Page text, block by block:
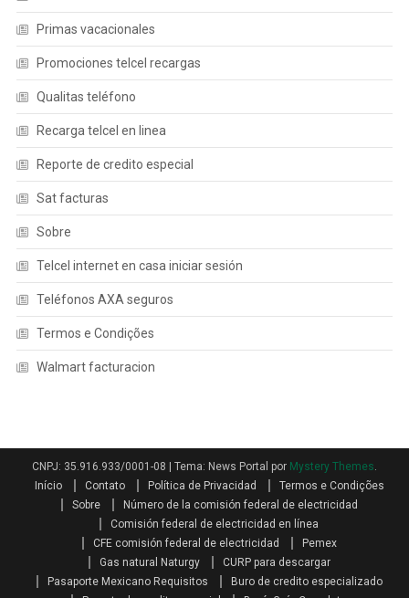
Primas vacacionales
Promociones telcel recargas
Qualitas teléfono
Recarga telcel en linea
Reporte de credito especial
Sat facturas
Sobre
Telcel internet en casa iniciar sesión
Teléfonos AXA seguros
Termos e Condições
Walmart facturacion
CNPJ: 35.916.933/0001-08 Tema: News Portal por Mystery Themes.
Início
Contato Política de Privacidad
Termos e Condições
Sobre
Número de la comisión federal de electricidad
Comisión federal de electricidad en línea
CFE comisión federal de electricidad
Pemex
Gas natural Naturgy
CURP para descargar
Pasaporte Mexicano Requisitos
Buro de credito especializado